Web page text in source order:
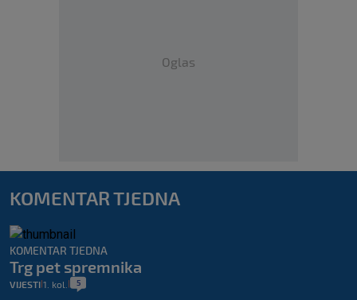
Oglas
KOMENTAR TJEDNA
KOMENTAR TJEDNA
Trg pet spremnika
VIJESTI 1. kol. 5